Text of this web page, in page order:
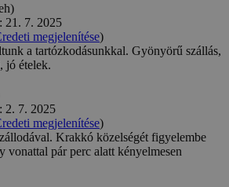
21. 7. 2025
megjelenítése)
a tartózkodásunkkal. Gyönyörű szállás,
jó ételek.
2. 7. 2025
megjelenítése)
Krakkó közelségét figyelembe
vonattal pár perc alatt kényelmesen